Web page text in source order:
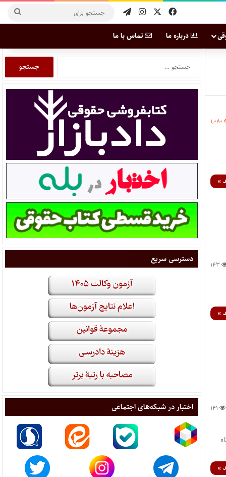
درباره ما تماس با ما
۱,۰۸۰
»
۱۴۳
»
۱۴۱
»
دسترسی سریع
اختبار در شبکه‌های اجتماعی